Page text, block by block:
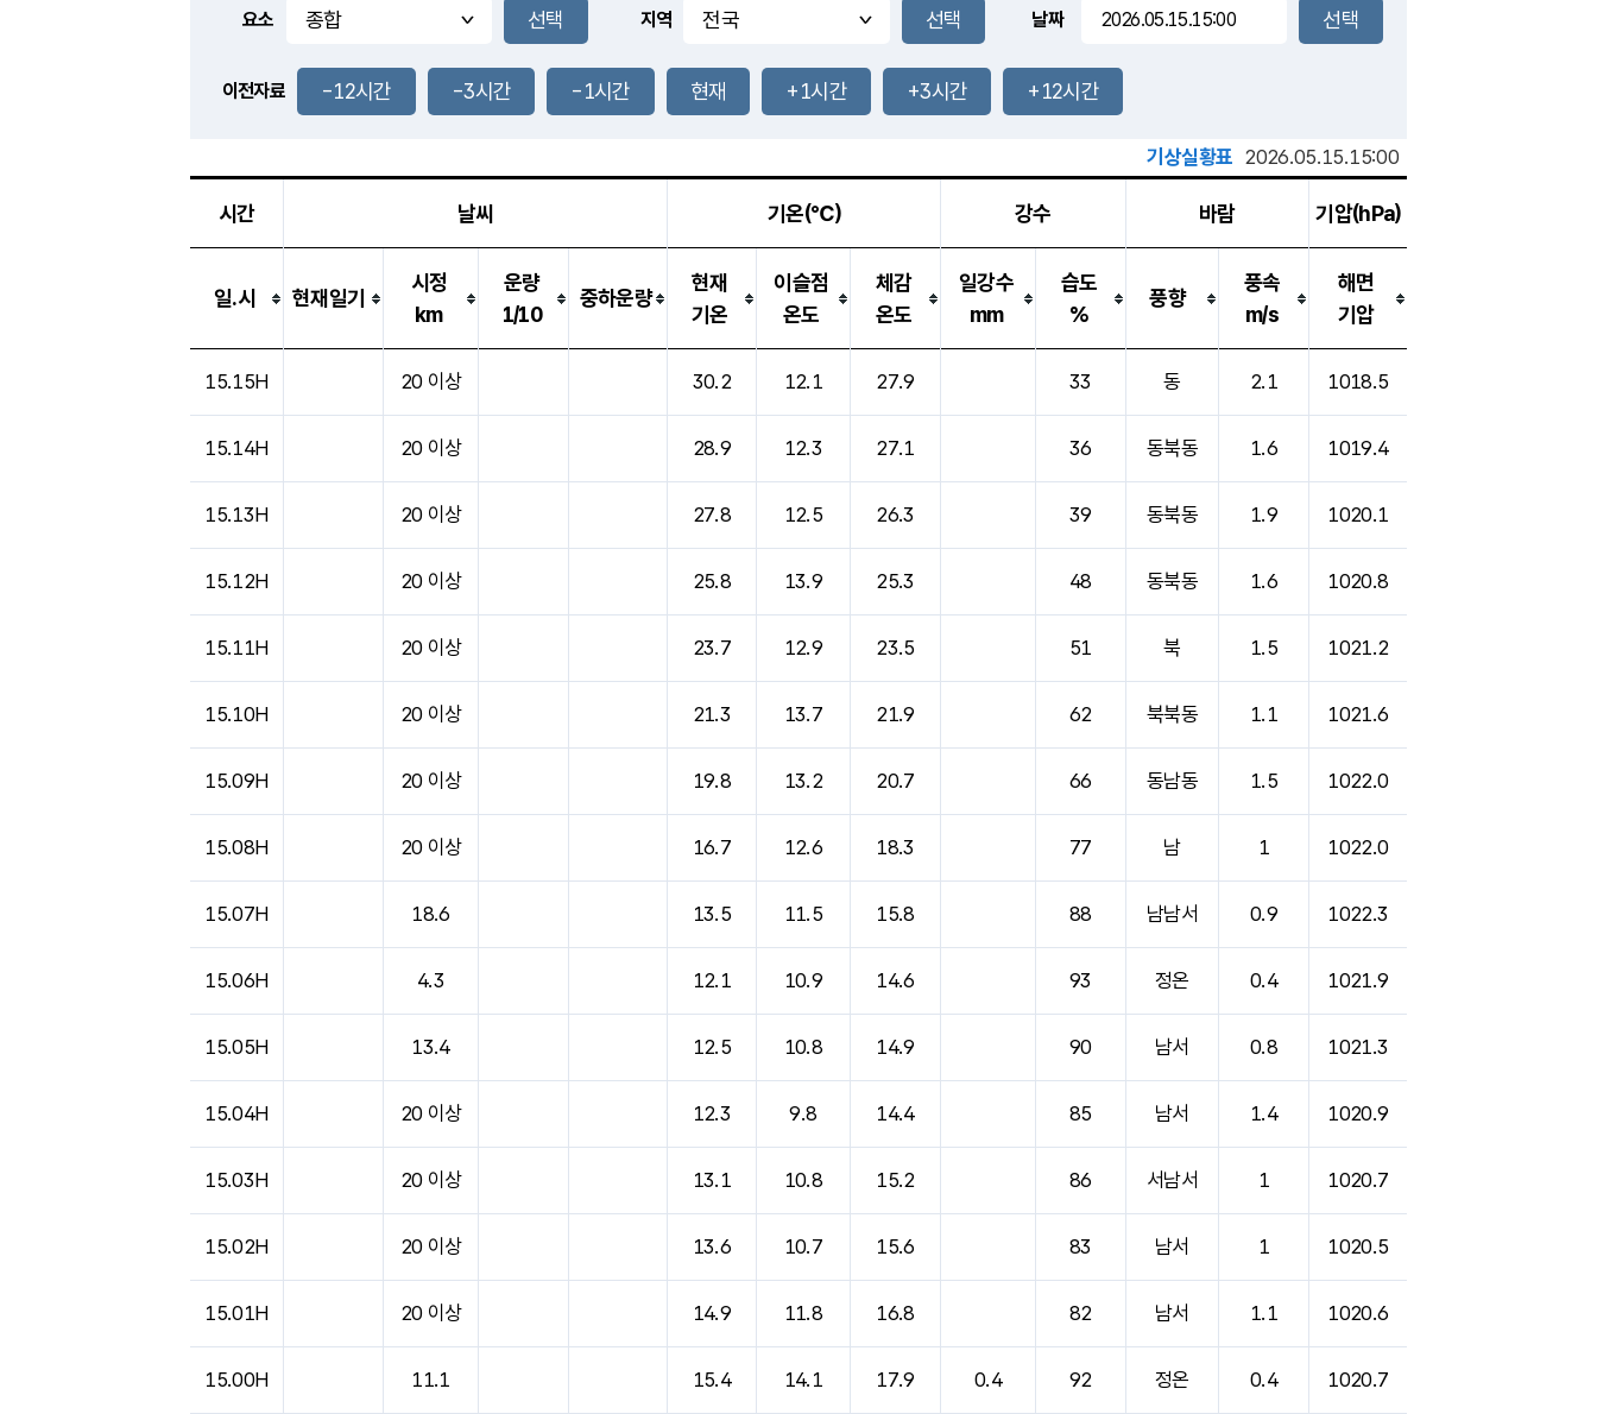
풍도
1.6m/s -mm
-mm
장호원
35.3
℃
-
36.2℃
1.9m/s
-mm
-mm
요소 지역 날짜
이전자료 -12시간 -3시간 -1시간 현재 +1시간 +3시간 +12시간
기상실황표 2026.05.15.15:00
시간 날씨 기온(℃) 강수 바람 기압(hPa)
일.시 현재일기
시정
km
운량
1/10
중하운량
현재
기온
이슬점
온도
체감
온도
일강수
mm
습도
%
풍향
풍속
m/s
해면
기압
15.15H 20 이상 30.2 12.1 27.9 33 동 2.1 1018.5
15.14H 20 이상 28.9 12.3 27.1 36 동북동 1.6 1019.4
15.13H 20 이상 27.8 12.5 26.3 39 동북동 1.9 1020.1
15.12H 20 이상 25.8 13.9 25.3 48 동북동 1.6 1020.8
15.11H 20 이상 23.7 12.9 23.5 51 북 1.5 1021.2
15.10H 20 이상 21.3 13.7 21.9 62 북북동 1.1 1021.6
15.09H 20 이상 19.8 13.2 20.7 66 동남동 1.5 1022.0
15.08H 20 이상 16.7 12.6 18.3 77 남 1 1022.0
15.07H 18.6 13.5 11.5 15.8 88 남남서 0.9 1022.3
15.06H 4.3 12.1 10.9 14.6 93 정온 0.4 1021.9
15.05H 13.4 12.5 10.8 14.9 90 남서 0.8 1021.3
15.04H 20 이상 12.3 9.8 14.4 85 남서 1.4 1020.9
15.03H 20 이상 13.1 10.8 15.2 86 서남서 1 1020.7
15.02H 20 이상 13.6 10.7 15.6 83 남서 1 1020.5
15.01H 20 이상 14.9 11.8 16.8 82 남서 1.1 1020.6
15.00H 11.1 15.4 14.1 17.9 0.4 92 정온 0.4 1020.7